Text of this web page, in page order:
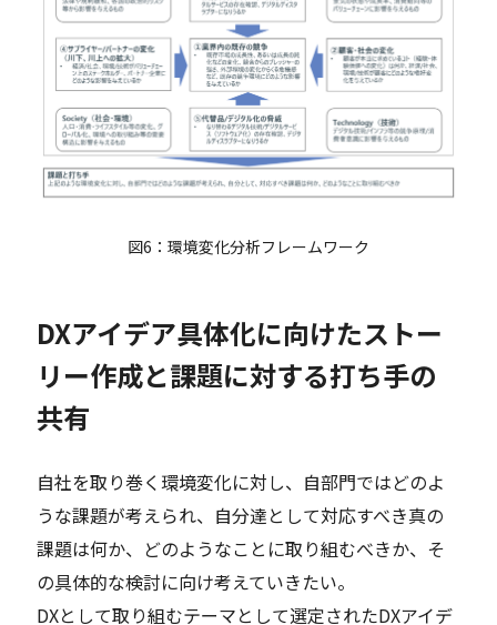
図6：環境変化分析フレームワーク
DXアイデア具体化に向けたストー
リー作成と課題に対する打ち手の
共有
自社を取り巻く環境変化に対し、自部門ではどのよ
うな課題が考えられ、自分達として対応すべき真の
課題は何か、どのようなことに取り組むべきか、そ
の具体的な検討に向け考えていきたい。
DXとして取り組むテーマとして選定されたDXアイデ